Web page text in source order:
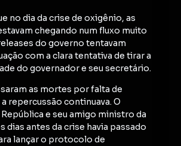
no dia da crise de oxigênio, as
chegando num fluxo muito
do governo tentavam
com a clara tentativa de tirar a
do governador e seu secretário.
as mortes por falta de
repercussão continuava. O
e seu amigo ministro da
dias antes da crise havia passado
lançar o protocolo de